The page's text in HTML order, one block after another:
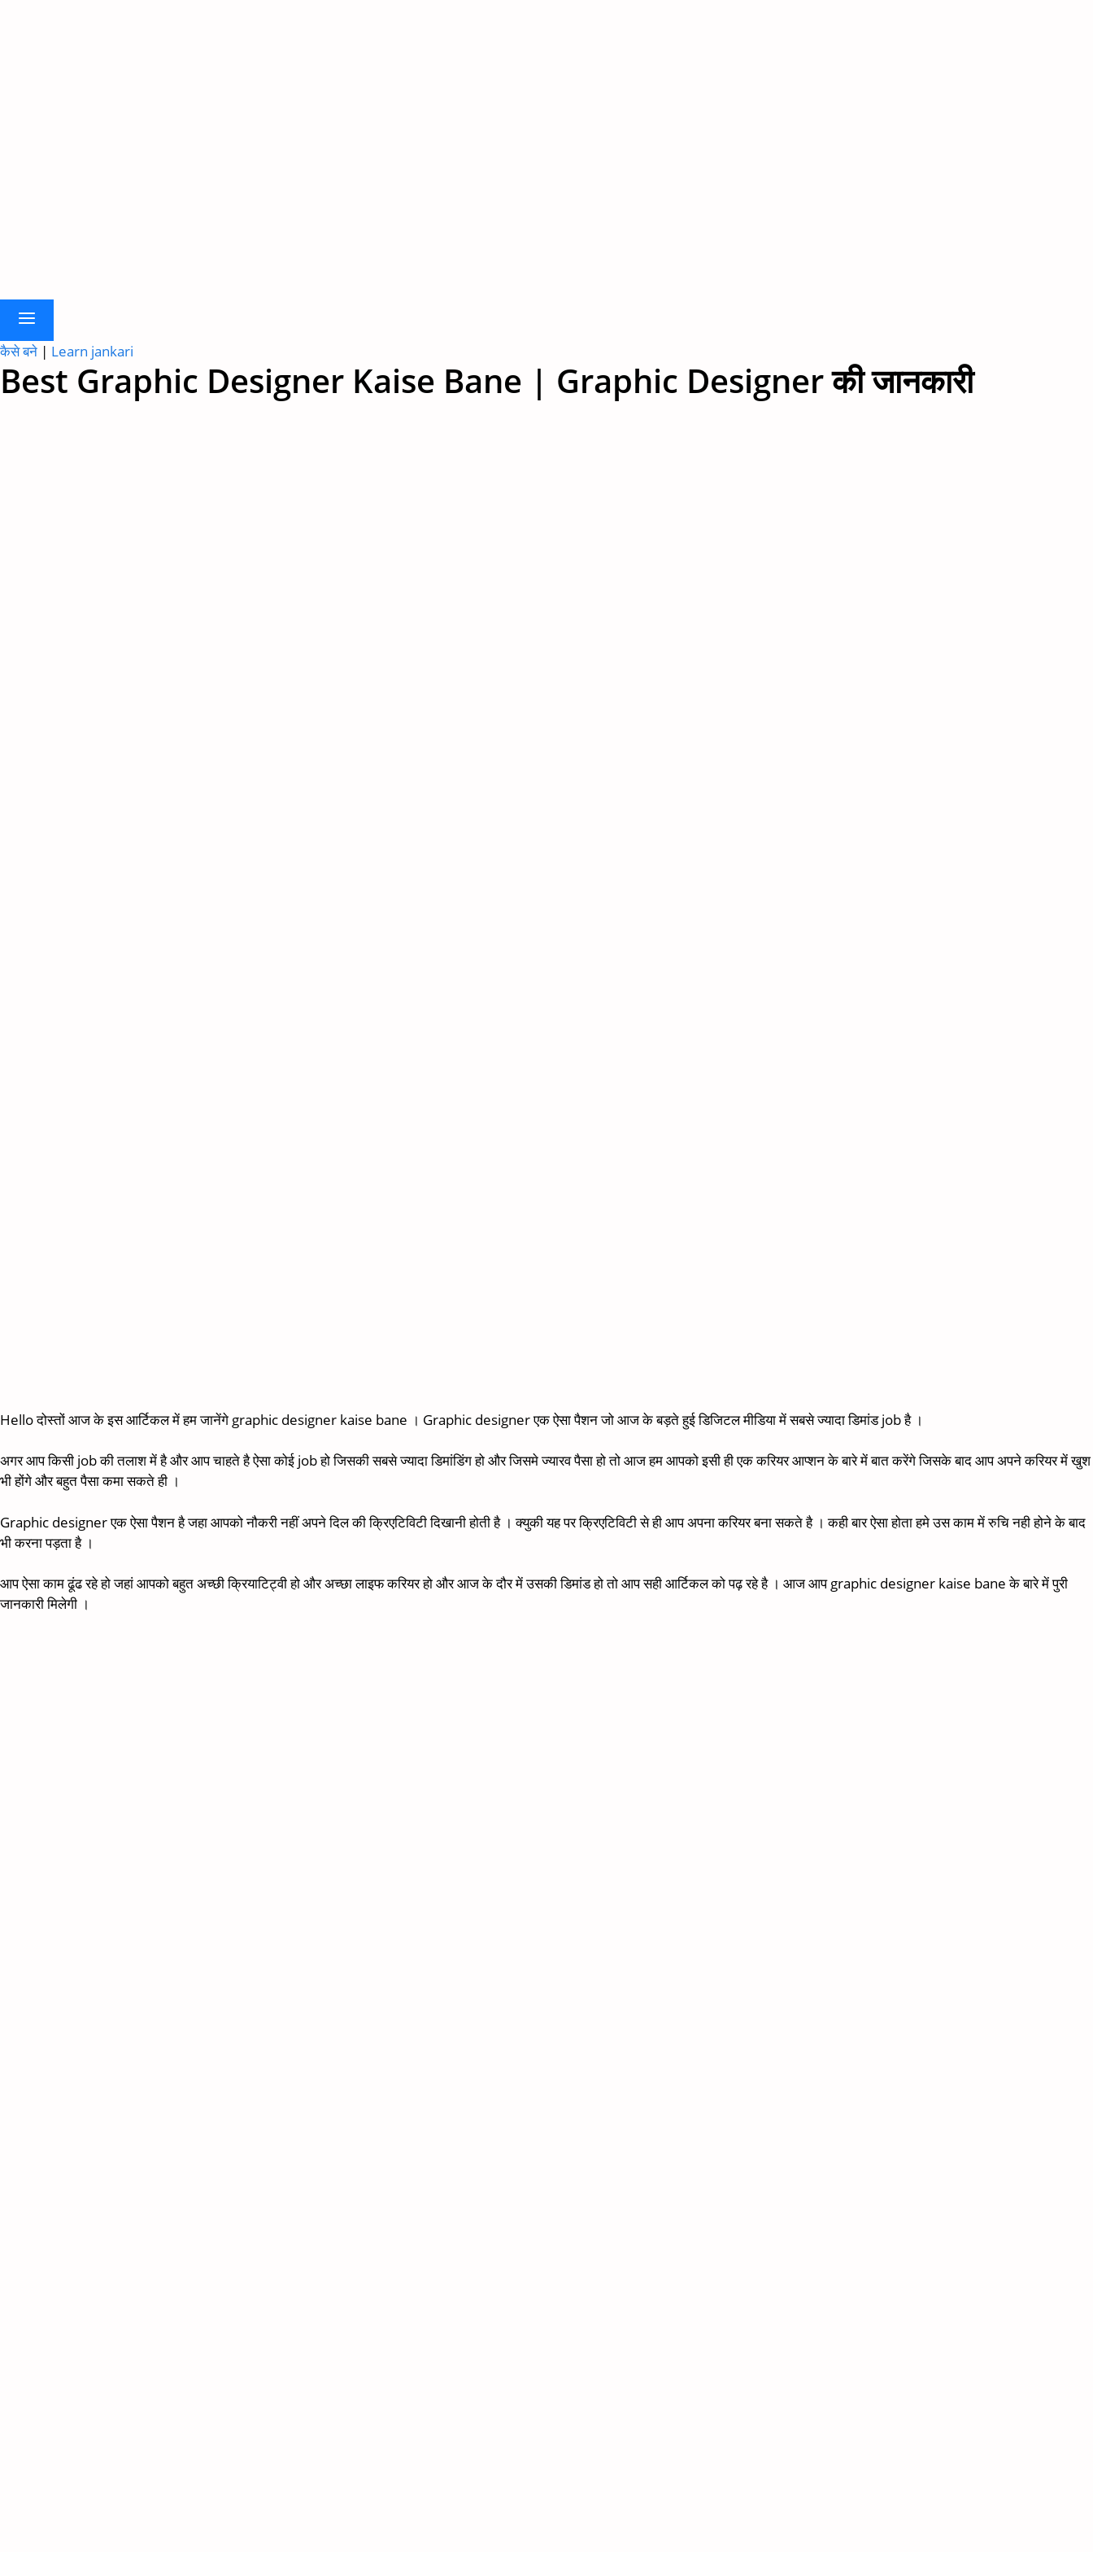
कैसे बने | Learn jankari
Best Graphic Designer Kaise Bane | Graphic Designer की जानकारी
Hello दोस्तों आज के इस आर्टिकल में हम जानेंगे graphic designer kaise bane । Graphic designer एक ऐसा पैशन जो आज के बड़ते हुई डिजिटल मीडिया में सबसे ज्यादा डिमांड job है ।
अगर आप किसी job की तलाश में है और आप चाहते है ऐसा कोई job हो जिसकी सबसे ज्यादा डिमांडिंग हो और जिसमे ज्यारव पैसा हो तो आज हम आपको इसी ही एक करियर आप्शन के बारे में बात करेंगे जिसके बाद आप अपने करियर में खुश
भी होंगे और बहुत पैसा कमा सकते ही ।
Graphic designer एक ऐसा पैशन है जहा आपको नौकरी नहीं अपने दिल की क्रिएटिविटी दिखानी होती है । क्युकी यह पर क्रिएटिविटी से ही आप अपना करियर बना सकते है । कही बार ऐसा होता हमे उस काम में रुचि नही होने के बाद
भी करना पड़ता है ।
आप ऐसा काम ढूंढ रहे हो जहां आपको बहुत अच्छी क्रियाटिट्वी हो और अच्छा लाइफ करियर हो और आज के दौर में उसकी डिमांड हो तो आप सही आर्टिकल को पढ़ रहे है । आज आप graphic designer kaise bane के बारे में पुरी
जानकारी मिलेगी ।